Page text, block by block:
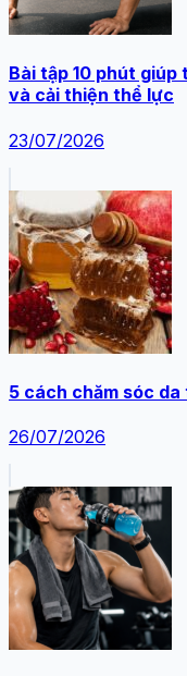
Bài tập 10 phút
và cải thiện thể lực
23/07/2026
5 cách chăm sóc
26/07/2026